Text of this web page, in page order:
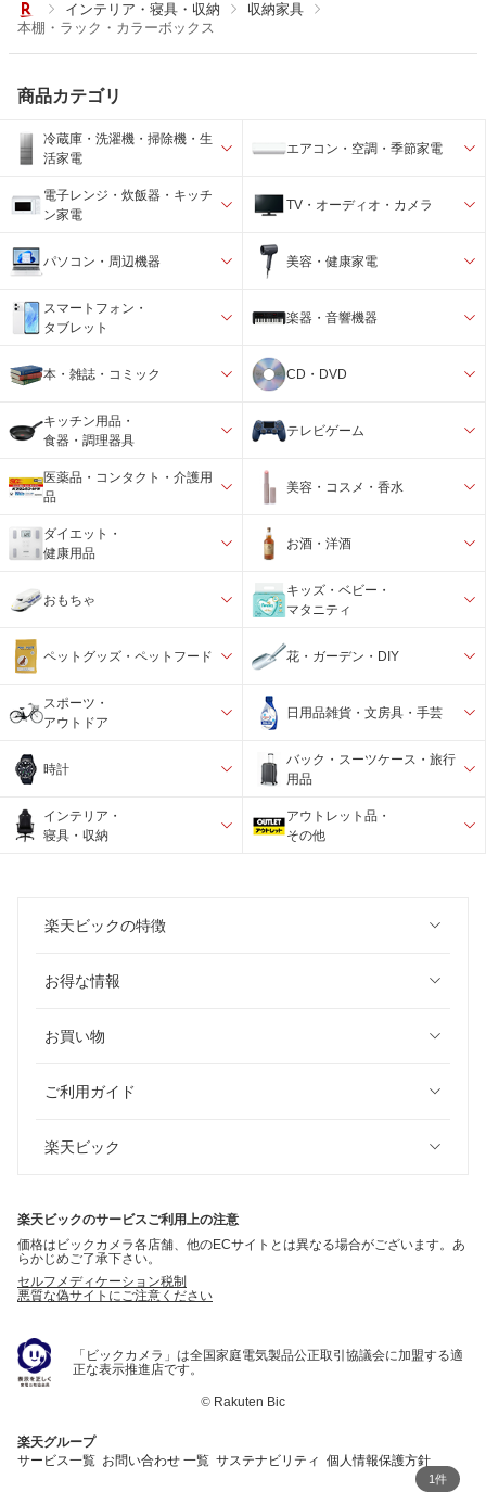
インテリア・寝具・収納
収納家具
本棚・ラック・カラーボックス
商品カテゴリ
冷蔵庫・洗濯機・掃除機・生
活家電
エアコン・空調・季節家電
電子レンジ・炊飯器・キッチ
ン家電
TV・オーディオ・カメラ
パソコン・周辺機器 美容・健康家電
スマートフォン・
タブレット
楽器・音響機器
本・雑誌・コミック CD・DVD
キッチン用品・
食器・調理器具
テレビゲーム
医薬品・コンタクト・介護用
品
美容・コスメ・香水
ダイエット・
健康用品
お酒・洋酒
おもちゃ
キッズ・ベビー・
マタニティ
ペットグッズ・ペットフード 花・ガーデン・DIY
スポーツ・
アウトドア
日用品雑貨・文房具・手芸
時計
バック・スーツケース・旅行
用品
インテリア・
寝具・収納
アウトレット品・
その他
楽天ビックの特徴
お得な情報
お買い物
ご利用ガイド
楽天ビック
楽天ビックのサービスご利用上の注意
価格はビックカメラ各店舗、他のECサイトとは異なる場合がございます。あ
らかじめご了承下さい。
セルフメディケーション税制
悪質な偽サイトにご注意ください
「ビックカメラ」は全国家庭電気製品公正取引協議会に加盟する適
正な表示推進店です。
© Rakuten Bic
楽天グループ
サービス一覧 お問い合わせ 一覧 サステナビリティ 個人情報保護方針
1件